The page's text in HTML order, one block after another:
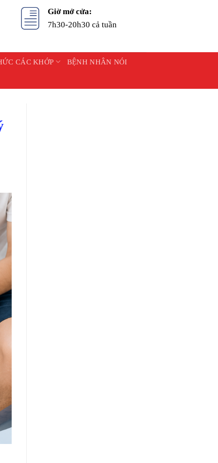
Giờ mở cửa:
7h30-20h30 cả tuần
CÁC KHỚP BỆNH NHÂN NÓI